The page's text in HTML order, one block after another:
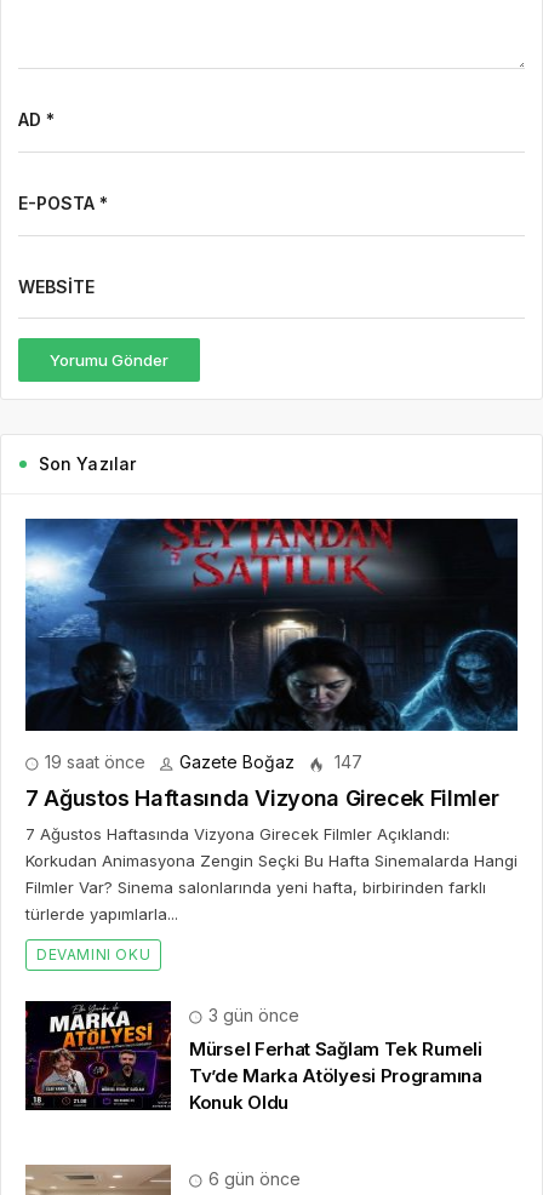
AD *
E-POSTA *
WEBSITE
Yorumu Gönder
Son Yazılar
19 saat önce Gazete Boğaz 147
7 Ağustos Haftasında Vizyona Girecek Filmler
7 Ağustos Haftasında Vizyona Girecek Filmler Açıklandı:
Korkudan Animasyona Zengin Seçki Bu Hafta Sinemalarda Hangi
Filmler Var? Sinema salonlarında yeni hafta, birbirinden farklı
türlerde yapımlarla...
DEVAMINI OKU
3 gün önce
Mürsel Ferhat Sağlam Tek Rumeli
Tv’de Marka Atölyesi Programına
Konuk Oldu
6 gün önce